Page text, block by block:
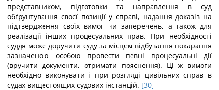
представником, підготовки та направлення в суд
обґрунтування своєї позиції у справі, надання доказів на
підтвердження своїх вимог чи заперечень, а також для
реалізації інших процесуальних прав. При необхідності
суддя може доручити суду за місцем відбування покарання
зазначеною особою провести певні процесуальні дії
(вручити документи, отримати пояснення). Ці ж вимоги
необхідно виконувати і при розгляді цивільних справ в
судах вищестоящих судових інстанцій. [30]